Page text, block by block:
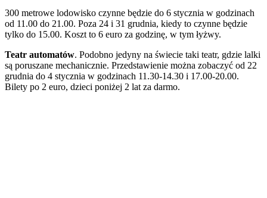
300 metrowe lodowisko czynne będzie do 6 stycznia w godzinach
od 11.00 do 21.00. Poza 24 i 31 grudnia, kiedy to czynne będzie
tylko do 15.00. Koszt to 6 euro za godzinę, w tym łyżwy.
Teatr automatów. Podobno jedyny na świecie taki teatr, gdzie lalki
są poruszane mechanicznie. Przedstawienie można zobaczyć od 22
grudnia do 4 stycznia w godzinach 11.30-14.30 i 17.00-20.00.
Bilety po 2 euro, dzieci poniżej 2 lat za darmo.